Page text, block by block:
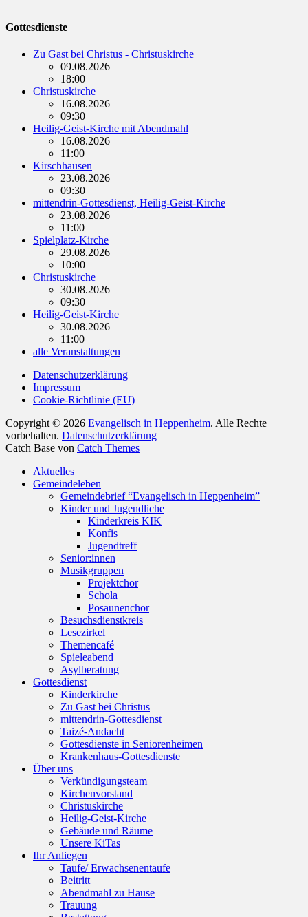
Gottesdienste
Zu Gast bei Christus - Christuskirche
09.08.2026
18:00
Christuskirche
16.08.2026
09:30
Heilig-Geist-Kirche mit Abendmahl
16.08.2026
11:00
Kirschhausen
23.08.2026
09:30
mittendrin-Gottesdienst, Heilig-Geist-Kirche
23.08.2026
11:00
Spielplatz-Kirche
29.08.2026
10:00
Christuskirche
30.08.2026
09:30
Heilig-Geist-Kirche
30.08.2026
11:00
alle Veranstaltungen
Datenschutzerklärung
Impressum
Cookie-Richtlinie (EU)
Copyright © 2026 Evangelisch in Heppenheim. Alle Rechte
vorbehalten. Datenschutzerklärung
Catch Base von Catch Themes
oben
scrollen
Aktuelles
Gemeindeleben
Gemeindebrief “Evangelisch in Heppenheim”
Kinder und Jugendliche
Kinderkreis KIK
Konfis
Jugendtreff
Senior:innen
Musikgruppen
Projektchor
Schola
Posaunenchor
Besuchsdienstkreis
Lesezirkel
Themencafé
Spieleabend
Asylberatung
Gottesdienst
Kinderkirche
Zu Gast bei Christus
mittendrin-Gottesdienst
Taizé-Andacht
Gottesdienste in Seniorenheimen
Krankenhaus-Gottesdienste
Über uns
Verkündigungsteam
Kirchenvorstand
Christuskirche
Heilig-Geist-Kirche
Gebäude und Räume
Unsere KiTas
Ihr Anliegen
Taufe/ Erwachsenentaufe
Beitritt
Abendmahl zu Hause
Trauung